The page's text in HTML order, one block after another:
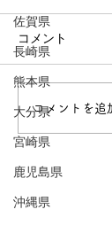
佐賀県
長崎県
熊本県
大分県
宮崎県
鹿児島県
沖縄県
南部町
ち〜
コメント
コメントを追